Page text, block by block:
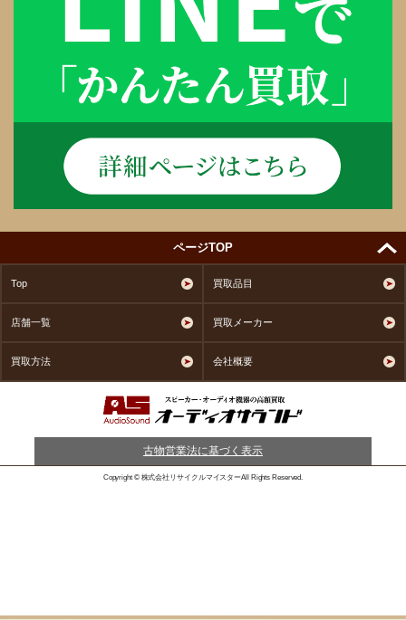
ページTOP
Top 買取品目
店舗一覧 買取メーカー
買取方法 会社概要
古物営業法に基づく表示
Copyright © 株式会社リサイクルマイスターAll Rights Reserved.